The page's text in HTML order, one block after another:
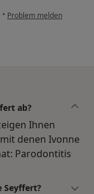
• Problem melden
ab?
Ihnen
denen Ivonne
Parodontitis
Seyffert?